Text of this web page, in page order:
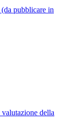
pubblicare in
della